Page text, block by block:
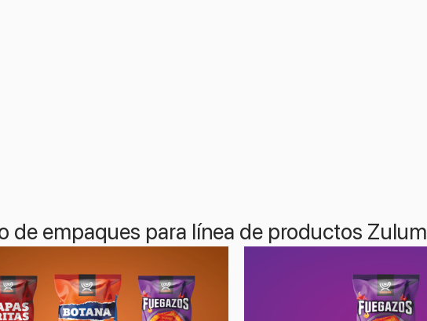
de empaques para línea de productos Zulum